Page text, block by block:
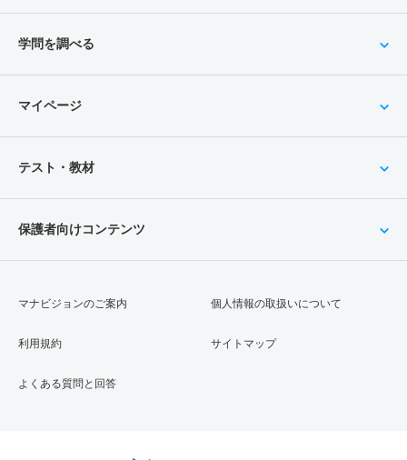
学問を調べる
マイページ
テスト・教材
保護者向けコンテンツ
マナビジョンのご案内
利用規約
よくある質問と回答
個人情報の取扱いについて
サイトマップ